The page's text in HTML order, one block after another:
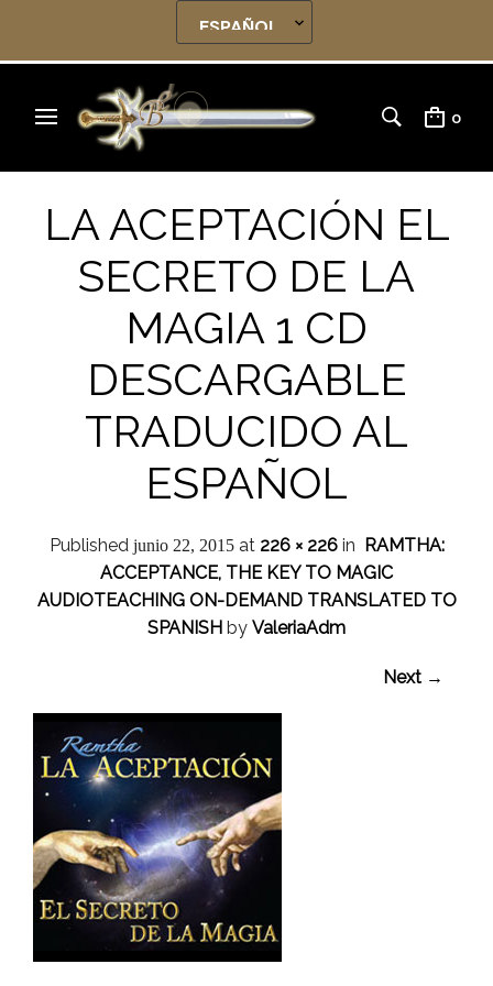
0
LA ACEPTACIÓN EL
SECRETO DE LA
MAGIA 1 CD
DESCARGABLE
TRADUCIDO AL
ESPAÑOL
Published junio 22, 2015at 226 × 226in RAMTHA:
ACCEPTANCE, THE KEY TO MAGIC
AUDIOTEACHING ON-DEMAND TRANSLATED TO
SPANISH by ValeriaAdm
Next →